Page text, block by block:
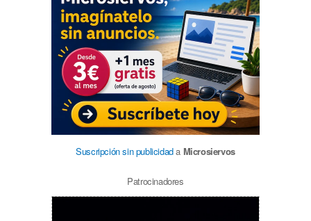
Suscripción sin publicidada Microsiervos
Patrocinadores